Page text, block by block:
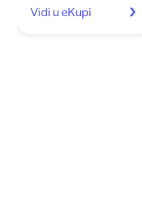
Vidi u eKupi